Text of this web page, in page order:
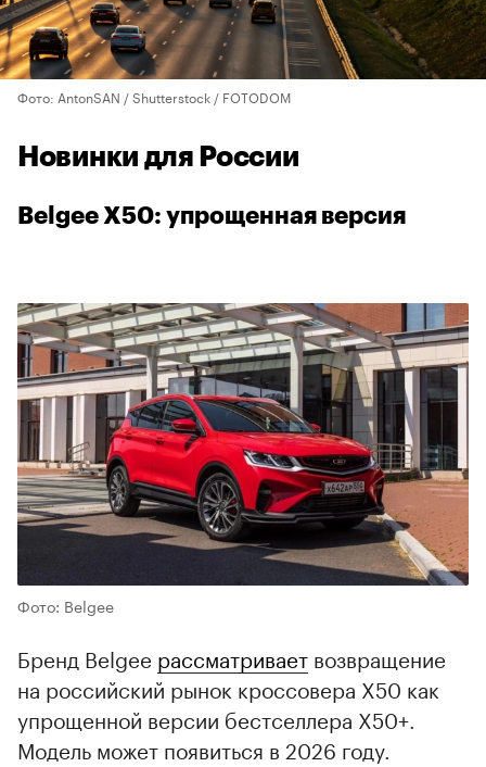
Фото: AntonSAN / Shutterstock / FOTODOM
Новинки для России
Belgee X50: упрощенная версия
00:00 / 00:00
Фото: Belgee
Бренд Belgee рассматривает возвращение
на российский рынок кроссовера X50 как
упрощенной версии бестселлера X50+.
Модель может появиться в 2026 году.